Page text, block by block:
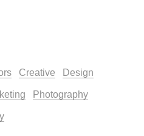
Creative Design
Photography